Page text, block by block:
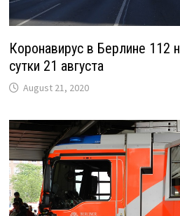
Коронавирус в Берлине 112
сутки 21 августа
August 21, 2020